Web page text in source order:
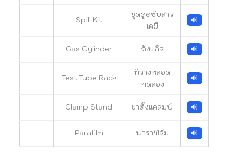
Spill Kit
ชุดดูดซับสาร
เคมี
🔊
Gas Cylinder ถังแก๊ส 🔊
Test Tube Rack
ที่วางหลอด
ทดลอง
🔊
Clamp Stand ขาตั้งแคลมป์ 🔊
Parafilm พาราฟิล์ม 🔊